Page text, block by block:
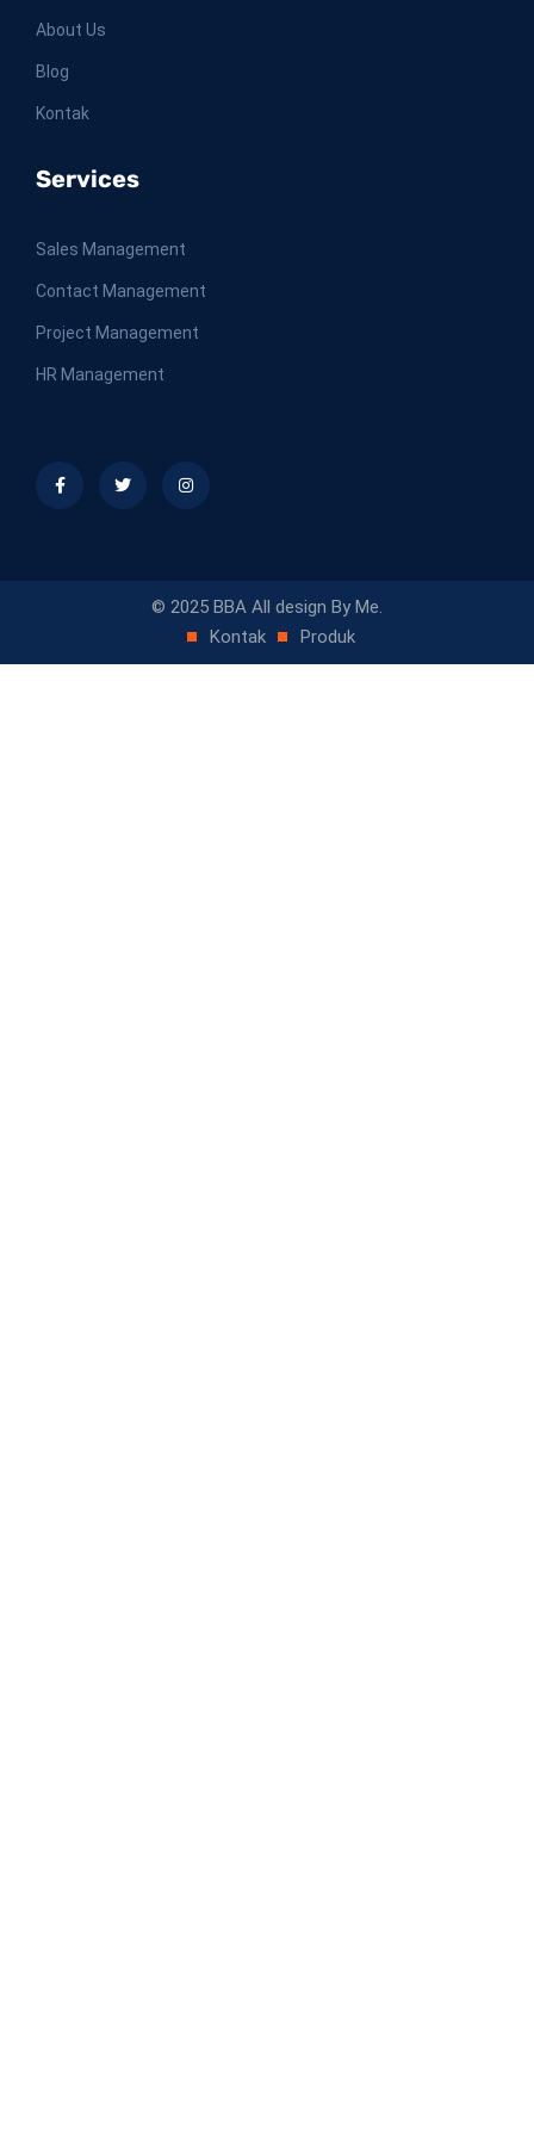
About Us
Blog
Kontak
Services
Sales Management
Contact Management
Project Management
HR Management
© 2025 BBA All design By Me.
Kontak
Produk